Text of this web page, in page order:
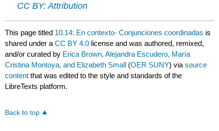
CC BY: Attribution
This page titled 10.14: En contexto- Conjunciones coordinadas is
shared under aCC BY 4.0 license and was authored, remixed,
and/or curated by Erica Brown, Alejandra Escudero, María
Cristina Montoya, and Elizabeth Small (OER SUNY) viasource
content that was edited to the style and standards of the
LibreTexts platform.
Back to top